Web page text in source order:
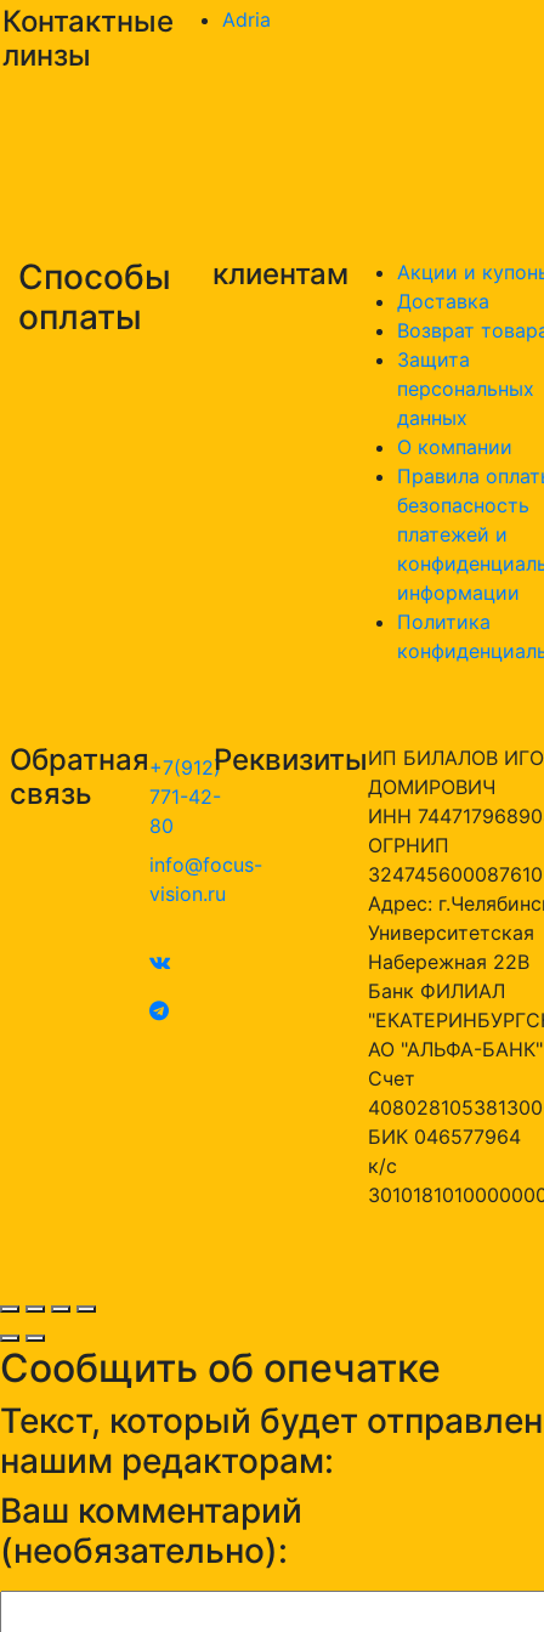
Контактные
линзы
Adria
Способы
оплаты
клиентам
Акции и
Доставка
Возврат
Защита
персональных
данных
О компании
Правила
безопасность
платежей и
информации
Политика
Обратная
связь
+7(912)
771-42-
80
info@focus-
vision.ru
РеквизитыИП БИЛАЛОВ
ДОМИРОВИЧ
ИНН
ОГРНИП
324745600087610
Адрес:
Университетская
Набережная 22В
Банк ФИЛИАЛ
АО "АЛЬФА-БАНК"
Счет
БИК 046577964
к/с
Сообщить об опечатке
Текст, который будет отправлен
нашим редакторам:
Ваш комментарий
(необязательно):